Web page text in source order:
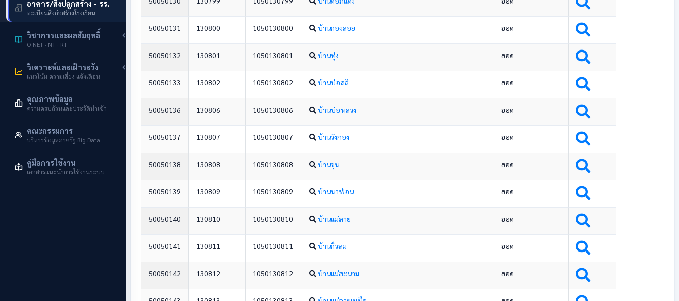
อาคาร/สิ่งปลูกสร้าง - รร.
ทะเบียนสิ่งก่อสร้างโรงเรียน
วิชาการและผลสัมฤทธิ์
O-NET · NT · RT
วิเคราะห์และเฝ้าระวัง
แนวโน้ม ความเสี่ยง แจ้งเตือน
คุณภาพข้อมูล
ความครบถ้วนและประวัตินำเข้า
คณะกรรมการ
บริหารข้อมูลภาครัฐ Big Data
คู่มือการใช้งาน
เอกสารแนะนำการใช้งานระบบ
50050131 130800 1050130800 บ้านกองลอย ฮอด
50050132 130801 1050130801 บ้านทุ่ง ฮอด
50050133 130802 1050130802 บ้านบ่อสลี ฮอด
50050136 130806 1050130806 บ้านบ่อหลวง ฮอด
50050137 130807 1050130807 บ้านวังกอง ฮอด
50050138 130808 1050130808 บ้านขุน ฮอด
50050139 130809 1050130809 บ้านนาฟ่อน ฮอด
50050140 130810 1050130810 บ้านแม่ลาย ฮอด
50050141 130811 1050130811 บ้านกิ่วลม ฮอด
50050142 130812 1050130812 บ้านแม่สะนาม ฮอด